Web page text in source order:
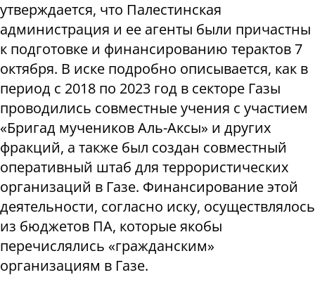
утверждается, что Палестинская
администрация и ее агенты были причастны
к подготовке и финансированию терактов 7
октября. В иске подробно описывается, как в
период с 2018 по 2023 год в секторе Газы
проводились совместные учения с участием
«Бригад мучеников Аль-Аксы» и других
фракций, а также был создан совместный
оперативный штаб для террористических
организаций в Газе. Финансирование этой
деятельности, согласно иску, осуществлялось
из бюджетов ПА, которые якобы
перечислялись «гражданским»
организациям в Газе.